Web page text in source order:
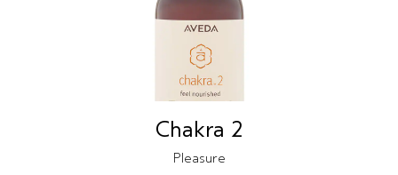
Chakra 2
Pleasure